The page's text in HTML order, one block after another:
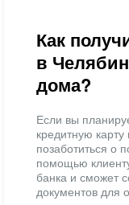
Как
в
дома?
Если вы
кредитную
позаботиться о
помощью
банка и сможет
документов для